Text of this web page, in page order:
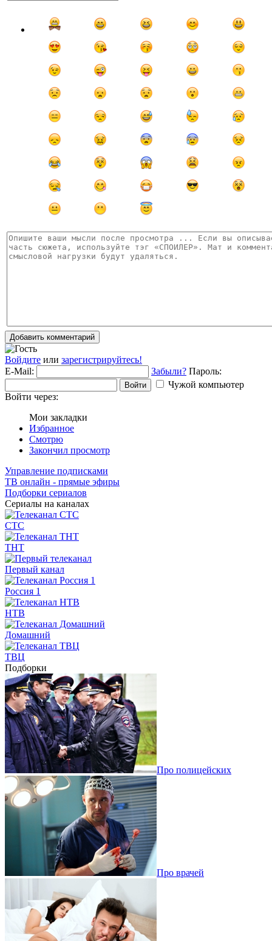
Добавить комментарий
Войдите или зарегистрируйтесь!
E-Mail:
Забыли? Пароль:
Войти
Чужой компьютер
Войти через:
Мои закладки
Избранное
Смотрю
Закончил просмотр
Управление подписками
ТВ онлайн - прямые эфиры
Подборки сериалов
Сериалы на каналах
СТС
ТНТ
Первый канал
Россия 1
НТВ
Домашний
ТВЦ
Подборки
Про полицейских
Про врачей